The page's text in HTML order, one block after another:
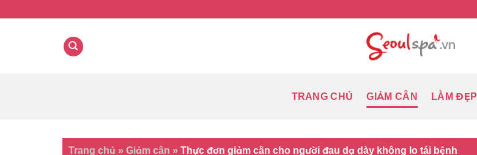
TRANG CHỦ GIẢM CÂN LÀM ĐẸP
Trang chủ » Giảm cân » Thực đơn giảm cân cho người đau dạ dày không lo tái bệnh